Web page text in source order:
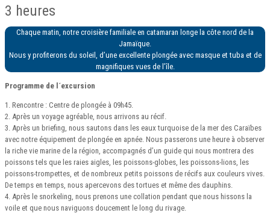
3 heures
Chaque matin, notre croisière familiale en catamaran longe la côte nord de la
Jamaïque.
Nous y profiterons du soleil, d’une excellente plongée avec masque et tuba et de
magnifiques vues de l’île.
Programme de l´excursion
1. Rencontre : Centre de plongée à 09h45.
2. Après un voyage agréable, nous arrivons au récif.
3. Après un briefing, nous sautons dans les eaux turquoise de la mer des Caraïbes
avec notre équipement de plongée en apnée. Nous passerons une heure à observer
la riche vie marine de la région, accompagnés d’un guide qui nous montrera des
poissons tels que les raies aigles, les poissons-globes, les poissons-lions, les
poissons-trompettes, et de nombreux petits poissons de récifs aux couleurs vives.
De temps en temps, nous apercevons des tortues et même des dauphins.
4. Après le snorkeling, nous prenons une collation pendant que nous hissons la
voile et que nous naviguons doucement le long du rivage.